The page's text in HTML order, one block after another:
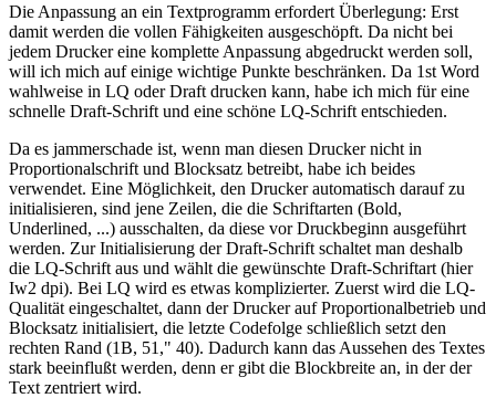
Die Anpassung an ein Textprogramm erfordert Überlegung: Erst
damit werden die vollen Fähigkeiten ausgeschöpft. Da nicht bei
jedem Drucker eine komplette Anpassung abgedruckt werden soll,
will ich mich auf einige wichtige Punkte beschränken. Da 1st Word
wahlweise in LQ oder Draft drucken kann, habe ich mich für eine
schnelle Draft-Schrift und eine schöne LQ-Schrift entschieden.
Da es jammerschade ist, wenn man diesen Drucker nicht in
Proportionalschrift und Blocksatz betreibt, habe ich beides
verwendet. Eine Möglichkeit, den Drucker automatisch darauf zu
initialisieren, sind jene Zeilen, die die Schriftarten (Bold,
Underlined, ...) ausschalten, da diese vor Druckbeginn ausgeführt
werden. Zur Initialisierung der Draft-Schrift schaltet man deshalb
die LQ-Schrift aus und wählt die gewünschte Draft-Schriftart (hier
Iw2 dpi). Bei LQ wird es etwas komplizierter. Zuerst wird die LQ-
Qualität eingeschaltet, dann der Drucker auf Proportionalbetrieb und
Blocksatz initialisiert, die letzte Codefolge schließlich setzt den
rechten Rand (1B, 51," 40). Dadurch kann das Aussehen des Textes
stark beeinflußt werden, denn er gibt die Blockbreite an, in der der
Text zentriert wird.